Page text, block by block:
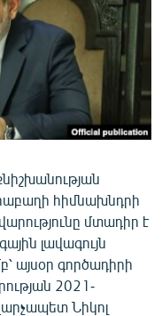
հիմնախնդրի
մտադիր է
լավագույն
այսօր գործադիրի
2021-
Նիկոլ